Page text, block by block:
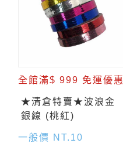
全館滿$ 999 免運優惠
★清倉特賣★波浪金
銀線 (桃紅)
一般價 NT.10